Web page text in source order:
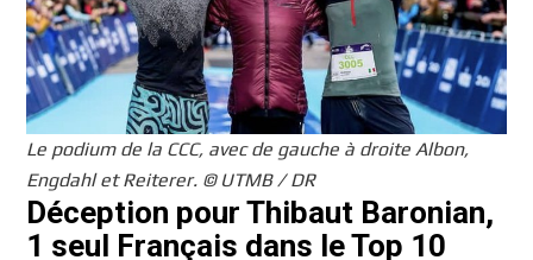
Le podium de la CCC, avec de gauche à droite Albon,
Engdahl et Reiterer. © UTMB / DR
Déception pour Thibaut Baronian,
1 seul Français dans le Top 10